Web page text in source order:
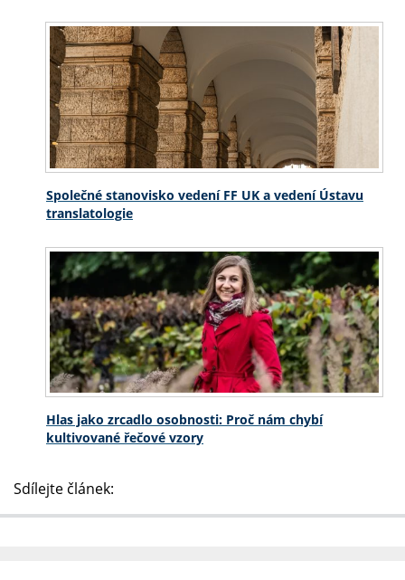
Společné stanovisko vedení FF UK a vedení Ústavu
translatologie
Hlas jako zrcadlo osobnosti: Proč nám chybí
kultivované řečové vzory
Sdílejte článek: